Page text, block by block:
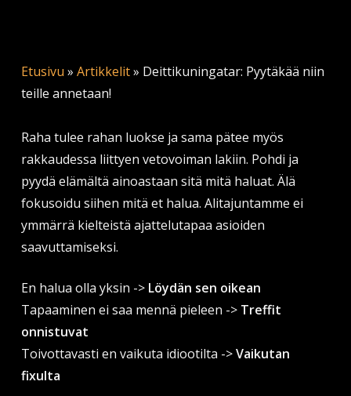
Etusivu » Artikkelit» Deittikuningatar: Pyytäkää niin
teille annetaan!
Raha tulee rahan luokse ja sama pätee myös
rakkaudessa liittyen vetovoiman lakiin. Pohdi ja
pyydä elämältä ainoastaan sitä mitä haluat. Älä
fokusoidu siihen mitä et halua. Alitajuntamme ei
ymmärrä kielteistä ajattelutapaa asioiden
saavuttamiseksi.
En halua olla yksin ->Löydän sen oikean
Tapaaminen ei saa mennä pieleen -> Treffit
onnistuvat
Toivottavasti en vaikuta idiootilta ->Vaikutan
fixulta